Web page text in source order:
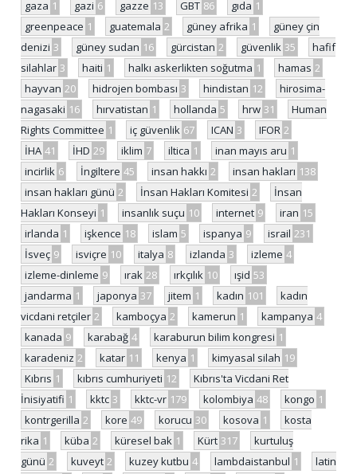
gaza 1 gazi 6 gazze 13 GBT 86 gıda 1
greenpeace 1 guatemala 2 güney afrika 1
güney çin
denizi 3 güney sudan 16 gürcistan 2 güvenlik 35
hafif
silahlar 3 haiti 1 halkı askerlikten soğutma 1 hamas 2
hayvan 20 hidrojen bombası 3 hindistan 12
hirosima-
nagasaki 16 hırvatistan 1 hollanda 5 hrw 31
Human
Rights Committee 1 iç güvenlik 67 ICAN 3 IFOR 2
İHA 41 İHD 29 iklim 7 iltica 1 inan mayıs aru 1
incirlik 6 İngiltere 45 insan hakkı 2 insan hakları 138
insan hakları günü 2 İnsan Hakları Komitesi 2
İnsan
Hakları Konseyi 1 insanlık suçu 10 internet 9 iran 15
irlanda 1 işkence 18 islam 5 ispanya 9 israil 231
İsveç 9 isviçre 10 italya 8 izlanda 3 izleme 4
izleme-dinleme 9 ırak 28 ırkçılık 10 ışid 53
jandarma 1 japonya 37 jitem 1 kadın 101
kadın
vicdani retçiler 2 kamboçya 2 kamerun 1 kampanya 4
kanada 9 karabağ 4 karaburun bilim kongresi 1
karadeniz 2 katar 11 kenya 1 kimyasal silah 19
Kıbrıs 1 kıbrıs cumhuriyeti 12
Kıbrıs'ta Vicdani Ret
İnisiyatifi 1 kktc 3 kktc-vr 179 kolombiya 48 kongo 1
kontrgerilla 2 kore 49 korucu 30 kosova 1
kosta
rika 1 küba 2 küresel bak 1 Kürt 317
kurtuluş
günü 2 kuveyt 2 kuzey kutbu 4 lambdaistanbul 1
latin